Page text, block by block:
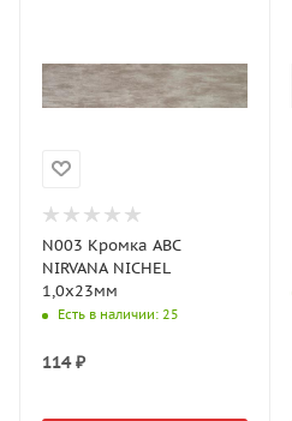
N003 Кромка АВС
NIRVANA NICHEL
1,0х23мм
Есть в наличии: 25
114₽